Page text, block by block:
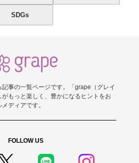
SDGs
記事の一覧ページです。「grape（グレイ
もっと楽しく、豊かになるヒントをお
ディアです。
FOLLOW US